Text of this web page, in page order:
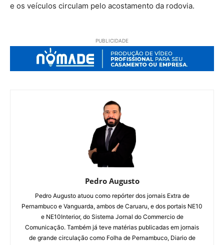
e os veículos circulam pelo acostamento da rodovia.
PUBLICIDADE
Pedro Augusto
Pedro Augusto atuou como repórter dos jornais Extra de
Pernambuco e Vanguarda, ambos de Caruaru, e dos portais NE10
e NE10Interior, do Sistema Jornal do Commercio de
Comunicação. Também já teve matérias publicadas em jornais
de grande circulação como Folha de Pernambuco, Diario de